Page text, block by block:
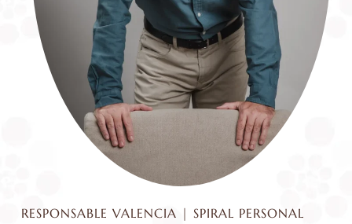
RESPONSABLE VALENCIA | SPIRAL PERSONAL